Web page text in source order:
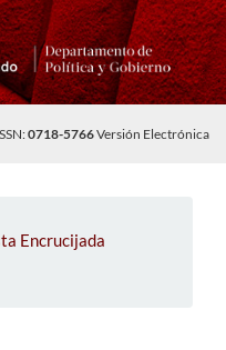
0718-5766Versión Electrónica
Encrucijada